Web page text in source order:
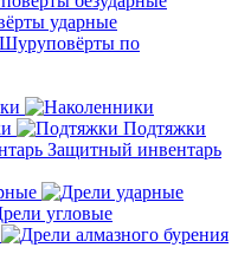
ударные
Шуруповёрты по
Подтяжки
Защитный инвентарь
угловые